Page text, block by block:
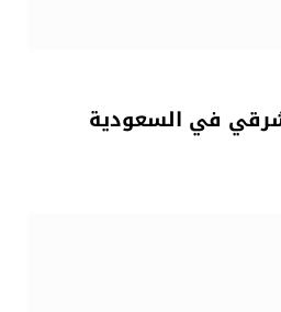
في السعودية